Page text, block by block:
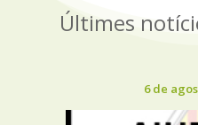
Últimes
6 de